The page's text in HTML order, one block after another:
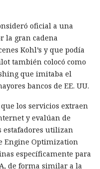
oficial a una
la gran cadena
Kohl’s y que podía
también colocó como
que imitaba el
bancos de EE. UU.
los servicios extraen
y evalúan de
estafadores utilizan
Engine Optimization
específicamente para
de forma similar a la